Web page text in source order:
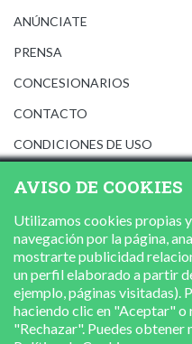
ANÚNCIATE
PRENSA
CONCESIONARIOS
CONTACTO
CONDICIONES DE USO
POLÍTICA DE COOKIES
AVISO DE COOKIES
Utilizamos cookies propias
navegación por la página,
mostrarte publicidad
un perfil elaborado a partir
ejemplo, páginas visitadas).
haciendo clic en "Aceptar" o
"Rechazar". Puedes obtener